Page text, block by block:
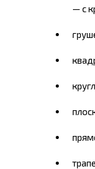
— с